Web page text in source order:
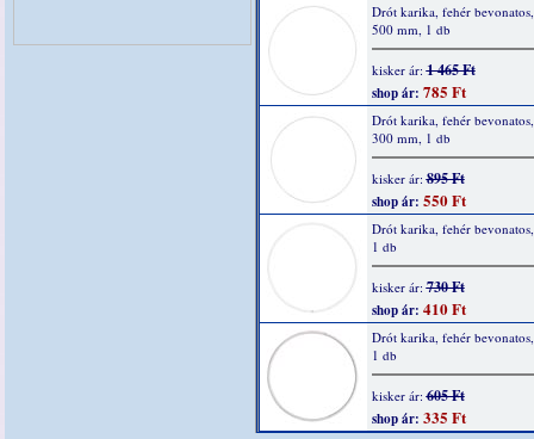
Drót karika, fehér
500 mm, 1 db
kisker ár:1 465 Ft
shop ár: 785 Ft
Drót karika, fehér
300 mm, 1 db
kisker ár:895 Ft
shop ár: 550 Ft
Drót karika, fehér
1 db
kisker ár:730 Ft
shop ár: 410 Ft
Drót karika, fehér
1 db
kisker ár:605 Ft
shop ár: 335 Ft